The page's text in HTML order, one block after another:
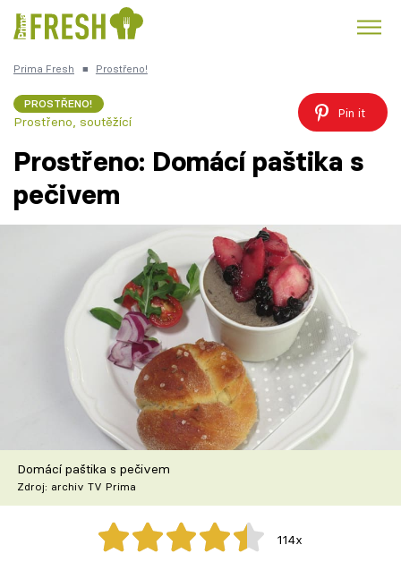
Česká kuchyně
Recepty
Články
TV Program
Škola vaření
Recepty z TV
Speciál: Cuketa
Těhotnej kuchař
Prima Fresh ■ Prostřeno!
PROSTŘENO!
Prostřeno, soutěžící
Pin it
Prostřeno: Domácí paštika s
pečivem
Domácí paštika s pečivem
Zdroj: archiv TV Prima
114x